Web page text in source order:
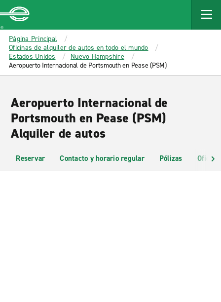
MAIN
CONTENT
Enterprise
Página Principal
Oficinas de alquiler de autos en todo el mundo
Estados Unidos
Nuevo Hampshire
Aeropuerto Internacional de Portsmouth en Pease (PSM)
Aeropuerto Internacional de
Portsmouth en Pease (PSM)
Alquiler de autos
Reservar Contacto y horario regular Pólizas